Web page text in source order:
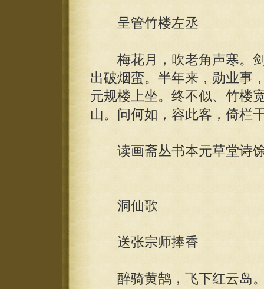
呈管竹楼左丞
梅花月，吹老角声寒。剑
出破烟蛮。半年来，勋业事
元规楼上坐。终不似、竹楼
山。问何如，容此客，倚栏
读画斋丛书本元草堂诗
洞仙歌
送张宗师捧香
醉骑黄鹄，飞下红云岛。